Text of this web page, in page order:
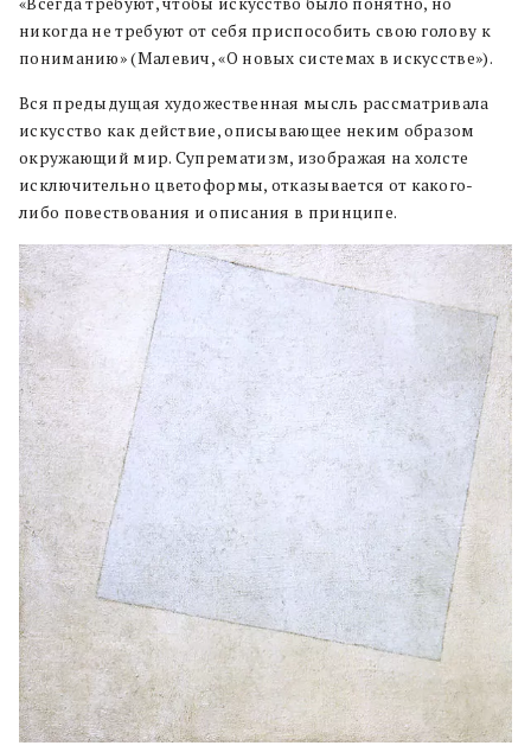
никогда не требуют от себя приспособить свою голову к
пониманию» (Малевич, «О новых системах в искусстве»).
Вся предыдущая художественная мысль рассматривала
искусство как действие, описывающее неким образом
окружающий мир. Супрематизм, изображая на холсте
исключительно цветоформы, отказывается от какого-
либо повествования и описания в принципе.